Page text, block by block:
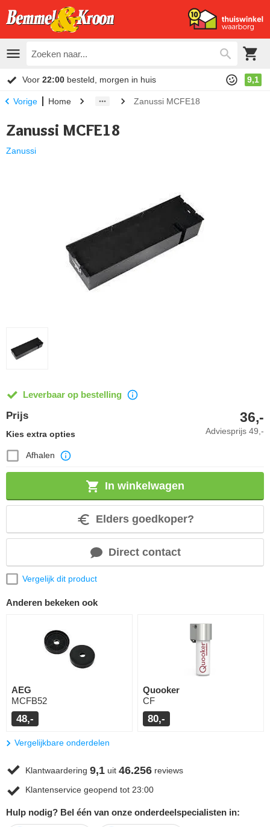
Voor 22:00 besteld, morgen in huis 9,1
Vorige Home Zanussi MCFE18
Zanussi MCFE18
Zanussi
Leverbaar op bestelling
Prijs
Adviesprijs 49,-
36,-
Kies extra opties
Afhalen
In winkelwagen
Elders goedkoper?
Direct contact
Vergelijk dit product
Anderen bekeken ook
AEG
MCFB52
48,-
Quooker
CF
80,-
Vergelijkbare onderdelen
Klantwaardering 9,1 uit 46.256 reviews
Klantenservice geopend tot 23:00
Hulp nodig? Bel één van onze onderdeelspecialisten in: